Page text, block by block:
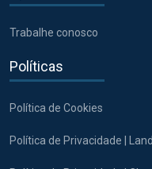
Trabalhe conosco
Políticas
Política de Cookies
Política de Privacidade |